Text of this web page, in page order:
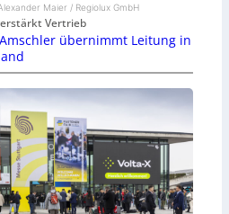
Maier / Regiolux GmbH
Vertrieb
übernimmt Leitung in